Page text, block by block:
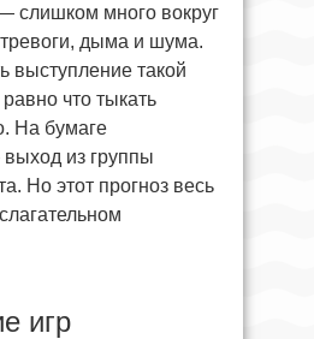
слишком много вокруг
тревоги, дыма и шума.
выступление такой
что тыкать
На бумаге
из группы
Но этот прогноз весь
игр